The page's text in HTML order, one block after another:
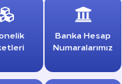
Banka Hesap
Numaralarımız